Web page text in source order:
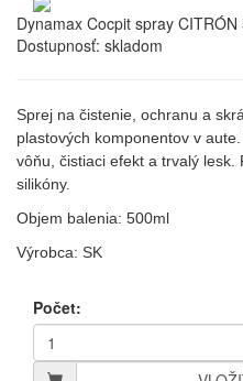
Dynamax Cocpit spray
Dostupnosť: skladom
Sprej na čistenie, ochranu a
plastových komponentov v
vôňu, čistiaci efekt a trvalý lesk.
silikóny.
Objem balenia: 500ml
Výrobca: SK
Počet: